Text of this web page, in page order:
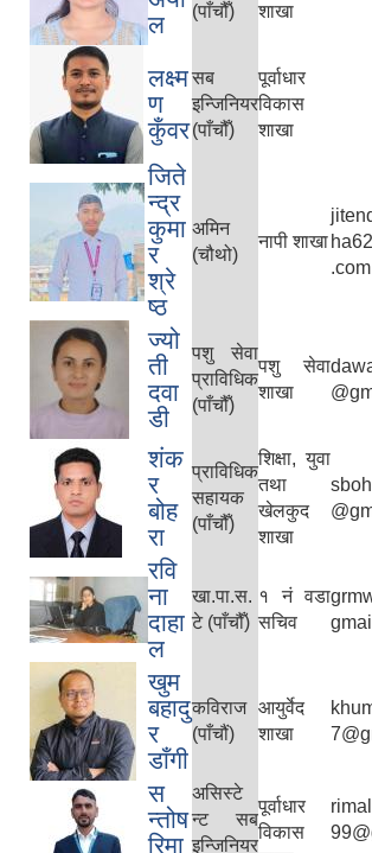
ल
(पाँचौँ) शाखा
लक्ष्म
ण
कुँवर
सब
इन्जिनियर
(पाँचौँ)
पूर्वाधार
विकास
शाखा
जिते
न्द्र
कुमा
र
श्रे
ष्‍ठ
अमिन
(चौथो)
नापी शाखा
.com
ज्यो
ती
दवा
डी
पशु सेवा
प्राविधिक
(पाँचौँ)
पशु सेवा
शाखा
शंक
र
बोह
रा
प्राविधिक
सहायक
(पाँचौँ)
शिक्षा, युवा
तथा
खेलकुद
शाखा
रवि
ना
दाहा
ल
खा.पा.स.
टे (पाँचौँ)
१ नं वडा
सचिव
खुम
बहादु
र
डाँगी
कविराज
(पाँचौं)
आयुर्वेद
शाखा
स
न्तोष
रिमा
असिस्टे
न्ट सब
इन्जिनियर
पूर्वाधार
विकास